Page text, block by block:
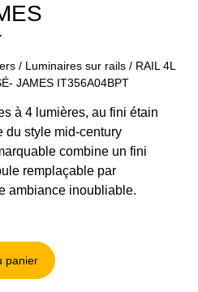
/ Luminaires sur rails/ RAIL 4L
JAMES IT356A04BPT
à 4 lumières, au fini étain
du style mid-century
combine un fini
remplaçable par
ambiance inoubliable.
panier